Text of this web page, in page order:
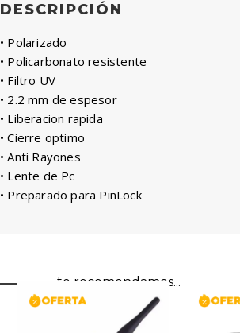
DESCRIPCIÓN
• Polarizado
• Policarbonato resistente
• Filtro UV
• 2.2 mm de espesor
• Liberacion rapida
• Cierre optimo
• Anti Rayones
• Lente de Pc
• Preparado para PinLock
te recomendamos...